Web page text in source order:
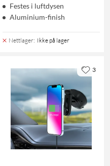
Festes i luftdysen
Aluminium-finish
Nettlager: Ikke på lager
3